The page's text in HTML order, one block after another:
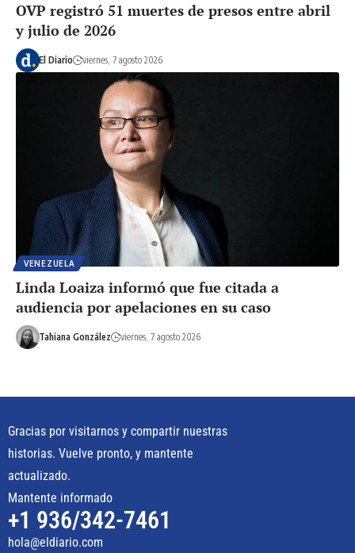
OVP registró 51 muertes de presos entre abril
y julio de 2026
El Diario viernes, 7 agosto 2026
VENEZUELA
Linda Loaiza informó que fue citada a
audiencia por apelaciones en su caso
Tahiana González viernes, 7 agosto 2026
Gracias por visitarnos y compartir nuestras
historias. Vuelve pronto, y mantente
actualizado.
Mantente informado
+1 936/342-7461
hola@eldiario.com